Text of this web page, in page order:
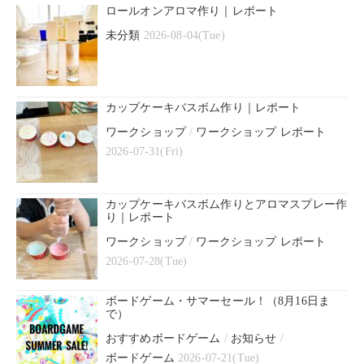
ロールオンアロマ作り｜レポート
未分類 2026-08-04(Tue)
カップケーキバスボム作り｜レポート
ワークショップ/ ワークショップ レポート
2026-07-31(Fri)
カップケーキバスボム作りとアロマスプレー作
り｜レポート
ワークショップ/ ワークショップ レポート
2026-07-28(Tue)
ボードゲーム・サマーセール！（8月16日ま
で）
おすすめボードゲーム / お知らせ /
ボードゲーム 2026-07-21(Tue)